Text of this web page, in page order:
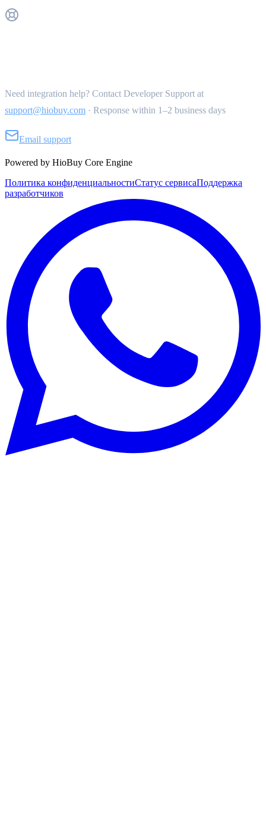
Need integration help? Contact Developer Support at
support@hiobuy.com · Response within 1–2 business days
Email support
Powered by HioBuy Core Engine
Политика конфиденциальностиСтатус сервисаПоддержка
разработчиков